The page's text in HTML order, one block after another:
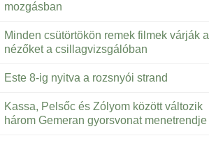
mozgásban
Minden csütörtökön remek filmek várják a
nézőket a csillagvizsgálóban
Este 8-ig nyitva a rozsnyói strand
Kassa, Pelsőc és Zólyom között változik
három Gemeran gyorsvonat menetrendje